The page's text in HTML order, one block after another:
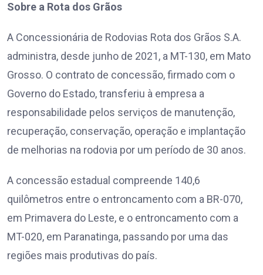
Sobre a Rota dos Grãos
A Concessionária de Rodovias Rota dos Grãos S.A.
administra, desde junho de 2021, a MT-130, em Mato
Grosso. O contrato de concessão, firmado com o
Governo do Estado, transferiu à empresa a
responsabilidade pelos serviços de manutenção,
recuperação, conservação, operação e implantação
de melhorias na rodovia por um período de 30 anos.
A concessão estadual compreende 140,6
quilômetros entre o entroncamento com a BR-070,
em Primavera do Leste, e o entroncamento com a
MT-020, em Paranatinga, passando por uma das
regiões mais produtivas do país.